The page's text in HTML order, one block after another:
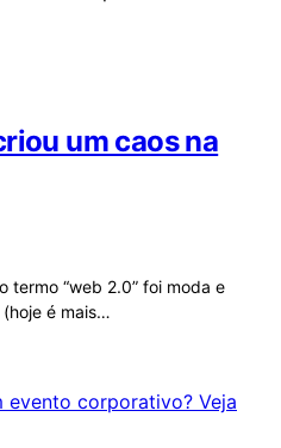
um caos na
termo “web 2.0” foi moda e
é mais…